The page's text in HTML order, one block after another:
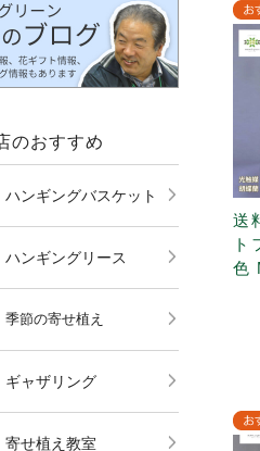
送
ト
色
のおすすめ
ハンギングバスケット
ハンギングリース
季節の寄せ植え
ギャザリング
寄せ植え教室